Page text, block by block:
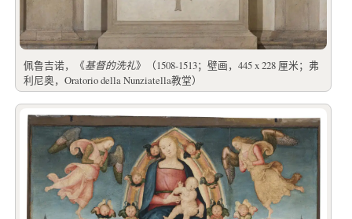
佩鲁吉诺，《基督的洗礼》（1508-1513；壁画，445 x 228 厘米；弗
利尼奥，Oratorio della Nunziatella教堂）